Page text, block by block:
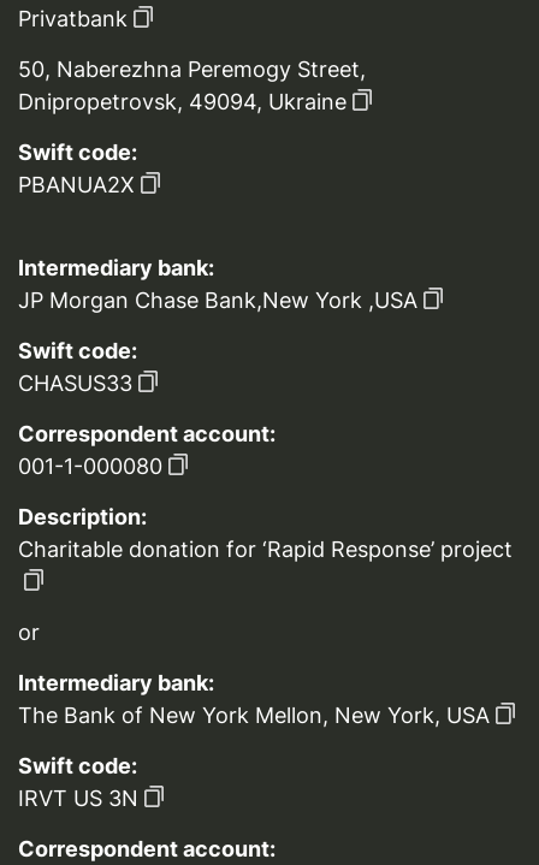
Privatbank
50, Naberezhna Peremogy Street,
Dnipropetrovsk, 49094, Ukraine
Swift code:
PBANUA2X
Intermediary bank:
JP Morgan Chase Bank,New York ,USA
Swift code:
CHASUS33
Correspondent account:
001-1-000080
Description:
Charitable donation for ‘Rapid Response’ project
or
Intermediary bank:
The Bank of New York Mellon, New York, USA
Swift code:
IRVT US 3N
Correspondent account: